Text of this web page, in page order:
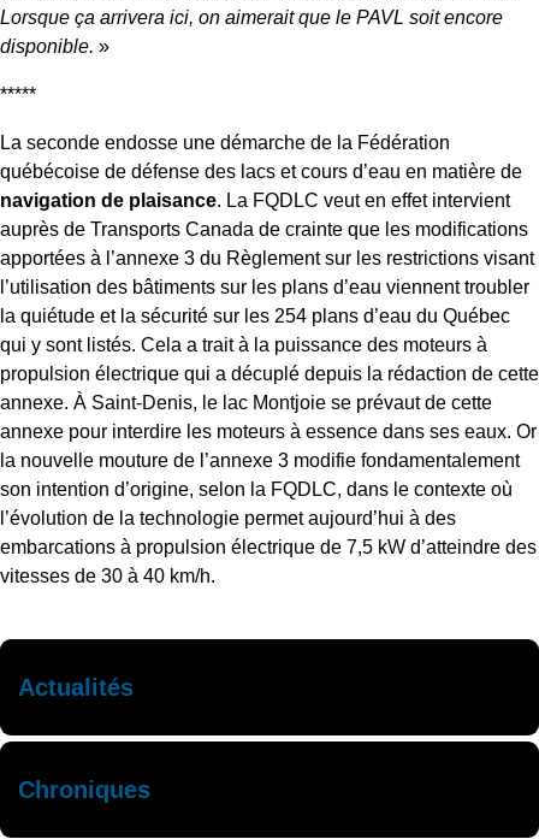
Lorsque ça arrivera ici, on aimerait que le PAVL soit encore
disponible. »
*****
La seconde endosse une démarche de la Fédération
québécoise de défense des lacs et cours d’eau en matière de
navigation de plaisance. La FQDLC veut en effet intervient
auprès de Transports Canada de crainte que les modifications
apportées à l’annexe 3 du Règlement sur les restrictions visant
l’utilisation des bâtiments sur les plans d’eau viennent troubler
la quiétude et la sécurité sur les 254 plans d’eau du Québec
qui y sont listés. Cela a trait à la puissance des moteurs à
propulsion électrique qui a décuplé depuis la rédaction de cette
annexe. À Saint-Denis, le lac Montjoie se prévaut de cette
annexe pour interdire les moteurs à essence dans ses eaux. Or
la nouvelle mouture de l’annexe 3 modifie fondamentalement
son intention d’origine, selon la FQDLC, dans le contexte où
l’évolution de la technologie permet aujourd’hui à des
embarcations à propulsion électrique de 7,5 kW d’atteindre des
vitesses de 30 à 40 km/h.
Actualités
Chroniques